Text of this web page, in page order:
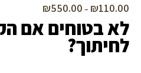
₪110.00
–
₪550.00
לא בטוחים אם
לחיתוך?